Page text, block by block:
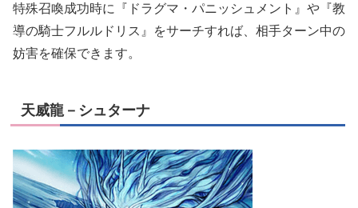
特殊召喚成功時に『ドラグマ・パニッシュメント』や『教
導の騎士フルルドリス』をサーチすれば、相手ターン中の
妨害を確保できます。
天威龍－シュターナ